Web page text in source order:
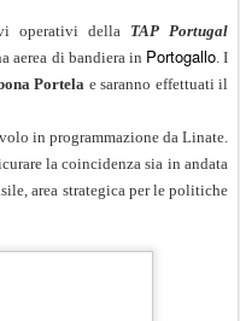
operativi della TAP Portugal
aerea di bandiera in Portogallo. I
Portela e saranno effettuati il
in programmazione da Linate.
la coincidenza sia in andata
area strategica per le politiche